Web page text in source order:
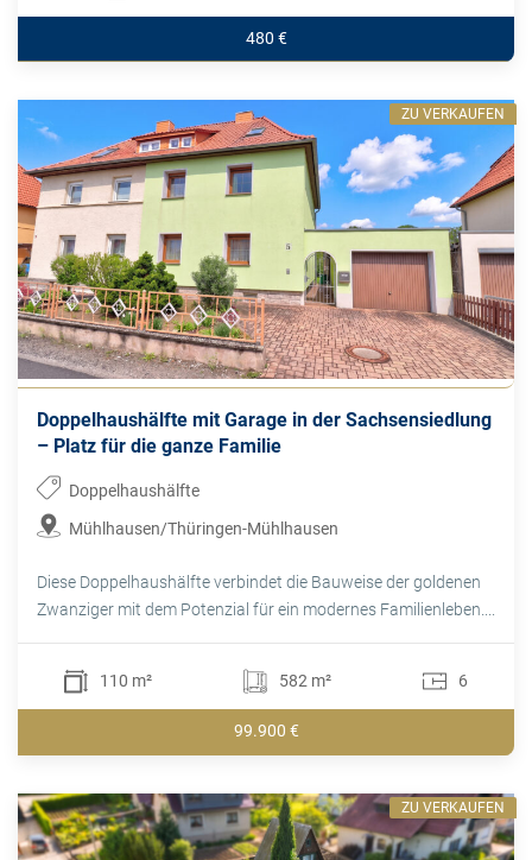
480 €
Doppelhaushälfte mit Garage in der Sachsensiedlung
– Platz für die ganze Familie
Doppelhaushälfte
Mühlhausen/Thüringen-Mühlhausen
Diese Doppelhaushälfte verbindet die Bauweise der goldenen
Zwanziger mit dem Potenzial für ein modernes Familienleben....
110 m² 582 m² 6
99.900 €
ZU VERKAUFEN
ZU VERKAUFEN